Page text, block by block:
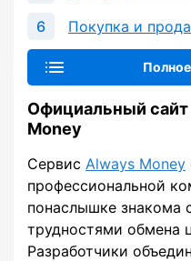
Покупка и
Официальный
Money
Сервис Always Money
профессиональной
понаслышке знакома
трудностями обмена
Разработчики